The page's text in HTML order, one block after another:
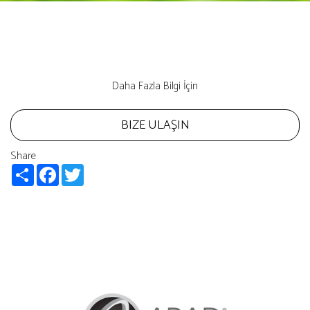
Daha Fazla Bilgi İçin
BIZE ULAŞIN
Share
ShareFacebook